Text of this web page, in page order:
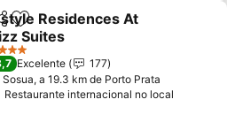
Adicionar aos favoritos
Residences At
Suites
Excelente
177
Sosua, a 19.3 km de Porto Prata
Restaurante internacional no local